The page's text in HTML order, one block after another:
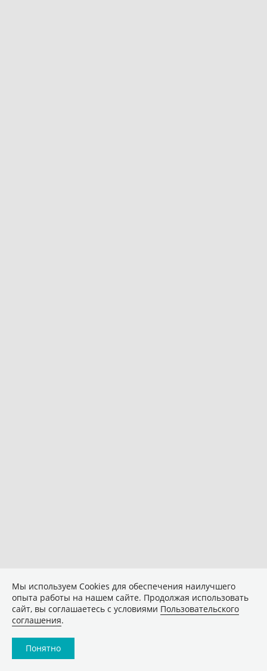
Мы используем Сookies для обеспечения наилучшего
опыта работы на нашем сайте. Продолжая использовать
сайт, вы соглашаетесь с условиями Пользовательского
соглашения.
Понятно